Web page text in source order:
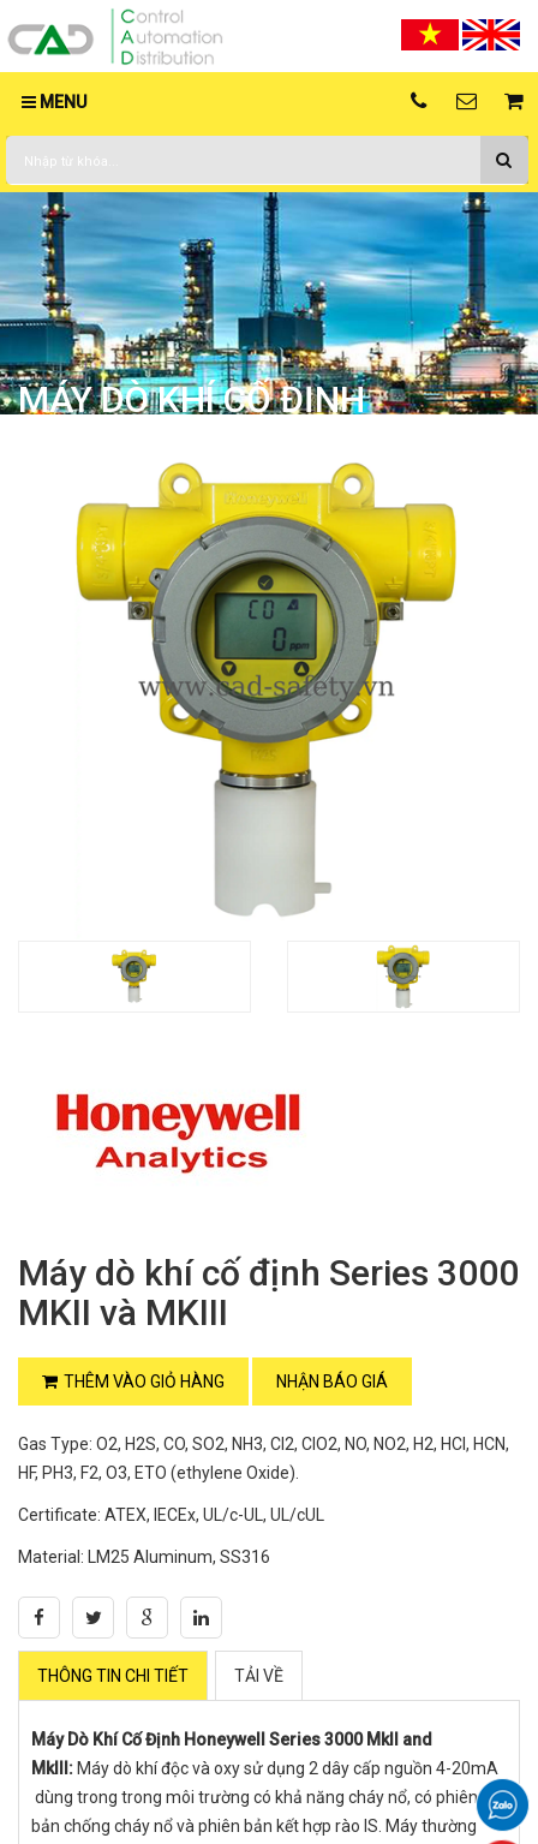
MENU
MÁY DÒ KHÍ CỐ ĐỊNH
Máy dò khí cố định Series 3000
MKII và MKIII
THÊM VÀO GIỎ HÀNG NHẬN BÁO GIÁ
Gas Type: O2, H2S, CO, SO2, NH3, Cl2, ClO2, NO, NO2, H2, HCl, HCN,
HF, PH3, F2, O3, ETO (ethylene Oxide).
Certificate: ATEX, IECEx, UL/c-UL, UL/cUL
Material: LM25 Aluminum, SS316
THÔNG TIN CHI TIẾT TẢI VỀ
Máy Dò Khí Cố Định Honeywell Series 3000 Mkll and
Mklll: Máy dò khí độc và oxy sử dụng 2 dây cấp nguồn 4-20mA
dùng trong trong môi trường có khả năng cháy nổ, có phiên
bản chống cháy nổ và phiên bản kết hợp rào IS. Máy thường